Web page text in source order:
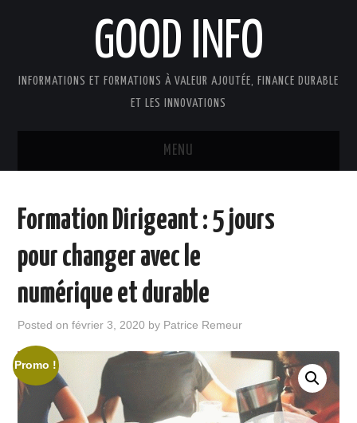
GOOD INFO
INFORMATIONS ET FORMATIONS À VALEUR AJOUTÉE, FINANCE DURABLE
ET LES INNOVATIONS
MENU
GOOD INFO DANS LA PRESSE
BOUTIQUE FORMATION ETUDES
PUBLICATIONS
Formation Dirigeant : 5 jours
pour changer avec le
numérique et durable
Posted onfévrier 3, 2020 by Patrice Remeur
Promo !